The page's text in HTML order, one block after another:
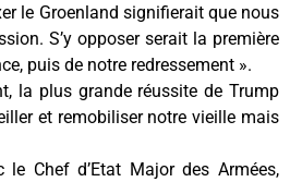
le Groenland signifierait que nous
S’y opposer serait la première
puis de notre redressement ».
la plus grande réussite de Trump
et remobiliser notre vieille mais
le Chef d’Etat Major des Armées,